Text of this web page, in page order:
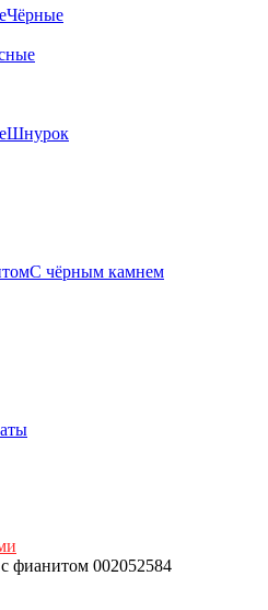
Чёрные
Шнурок
С чёрным камнем
фианитом 002052584